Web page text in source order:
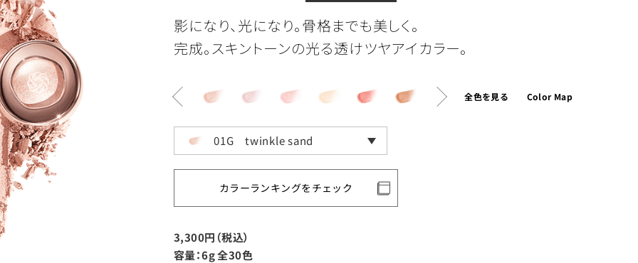
影になり、光になり。骨格までも美しく。
完成。スキントーンの光る透けツヤアイカラー。
全色を見る Color Map
01G twinkle sand
カラーランキングをチェック
3,300円（税込）
容量：6g全30色